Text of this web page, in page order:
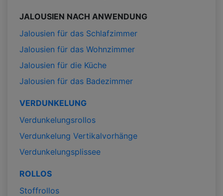
JALOUSIEN NACH ANWENDUNG
Jalousien für das Schlafzimmer
Jalousien für das Wohnzimmer
Jalousien für die Küche
Jalousien für das Badezimmer
VERDUNKELUNG
Verdunkelungsrollos
Verdunkelung Vertikalvorhänge
Verdunkelungsplissee
ROLLOS
Stoffrollos